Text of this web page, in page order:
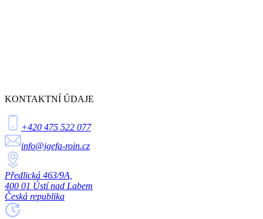
KONTAKTNÍ ÚDAJE
+420 475 522 077
info@igefa-roin.cz
Předlická 463/9A,
400 01 Ústí nad Labem
Česká republika